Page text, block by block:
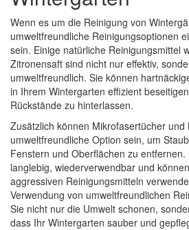
Wenn es um die Reinigung von
umweltfreundliche Reinigungsoptionen
sein. Einige natürliche Reinigungsmittel
Zitronensaft sind nicht nur effektiv,
umweltfreundlich. Sie können
in Ihrem Wintergarten effizient
Rückstände zu hinterlassen.
Zusätzlich können Mikrofasertücher und
umweltfreundliche Option sein, um
Fenstern und Oberflächen zu
langlebig, wiederverwendbar und
aggressiven Reinigungsmitteln
Verwendung von umweltfreundlichen
Sie nicht nur die Umwelt schonen,
dass Ihr Wintergarten sauber und